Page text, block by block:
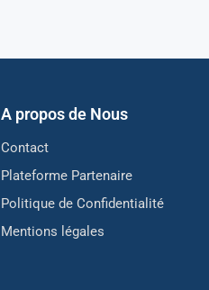
A propos de Nous
Contact
Plateforme Partenaire
Politique de Confidentialité
Mentions légales